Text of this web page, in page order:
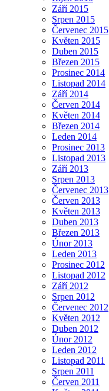
Září 2015
Srpen 2015
Červenec 2015
Květen 2015
Duben 2015
Březen 2015
Prosinec 2014
Listopad 2014
Září 2014
Červen 2014
Květen 2014
Březen 2014
Leden 2014
Prosinec 2013
Listopad 2013
Září 2013
Srpen 2013
Červenec 2013
Červen 2013
Květen 2013
Duben 2013
Březen 2013
Únor 2013
Leden 2013
Prosinec 2012
Listopad 2012
Září 2012
Srpen 2012
Červenec 2012
Květen 2012
Duben 2012
Únor 2012
Leden 2012
Listopad 2011
Srpen 2011
Červen 2011